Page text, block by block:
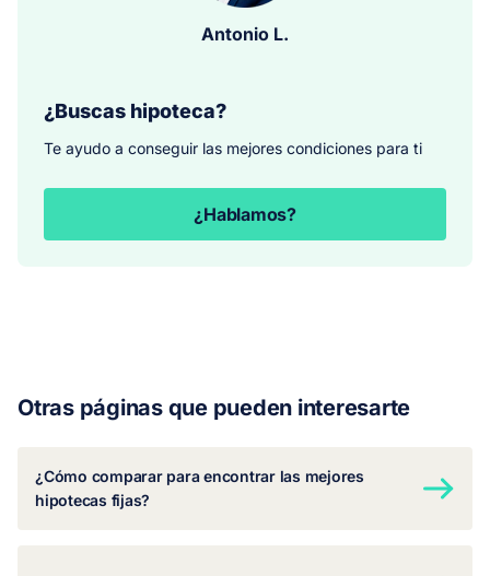
Antonio L.
¿Buscas hipoteca?
Te ayudo a conseguir las mejores condiciones para ti
¿Hablamos?
Otras páginas que pueden interesarte
¿Cómo comparar para encontrar las mejores
hipotecas fijas?